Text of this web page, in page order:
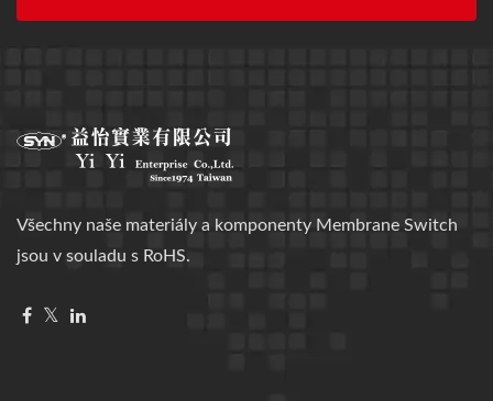
Všechny naše materiály a komponenty Membrane Switch
jsou v souladu s RoHS.